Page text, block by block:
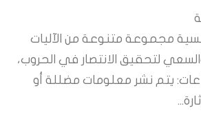
مجموعة متنوعة من الآليات
لتحقيق الانتصار في الحروب،
يتم نشر معلومات مضللة أو